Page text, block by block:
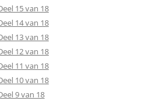
15 van 18
14 van 18
13 van 18
12 van 18
11 van 18
10 van 18
9 van 18